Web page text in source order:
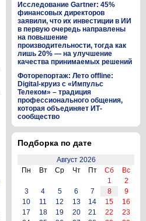
Исследование Gartner: 45%
финансовых директоров
заявили, что их инвестиции в ИИ
в первую очередь направлены
на повышение
производительности, тогда как
лишь 20% — на улучшение
качества принимаемых решений
Фоторепортаж: Лето offline:
Digital-круиз с «Импульс
Телеком» – традиция
профессионального общения,
которая объединяет ИТ-
сообщество
Подборка по дате
Август 2026
Пн
Вт Ср Чт Пт Сб
Вс
1
2
3
4 5 6 7 8
9
10
11 12 13 14 15
16
17
18 19 20 21 22
23